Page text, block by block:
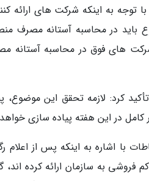
توجه به اینکه شرکت های
باید در محاسبه آستانه مصرف
کرد: لازمه تحقق این موضوع،
کامل در این هفته پیاده سازی
با اشاره به اینکه پس از
فروشی به سازمان ارائه کرده